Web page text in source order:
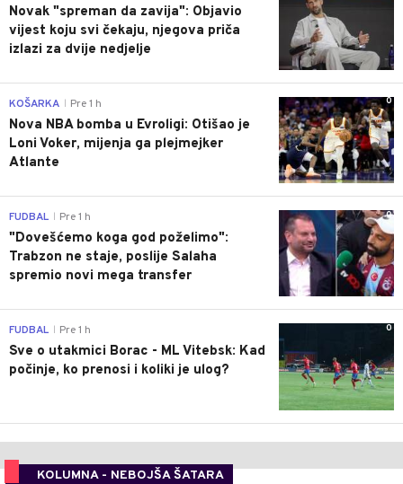
Novak "spreman da zavija": Objavio
vijest koju svi čekaju, njegova priča
izlazi za dvije nedjelje
0
KOŠARKA Pre 1 h
Nova NBA bomba u Evroligi: Otišao je
Loni Voker, mijenja ga plejmejker
Atlante
0
FUDBAL Pre 1 h
"Dovešćemo koga god poželimo":
Trabzon ne staje, poslije Salaha
spremio novi mega transfer
0
FUDBAL Pre 1 h
Sve o utakmici Borac - ML Vitebsk: Kad
počinje, ko prenosi i koliki je ulog?
KOLUMNA - NEBOJŠA ŠATARA